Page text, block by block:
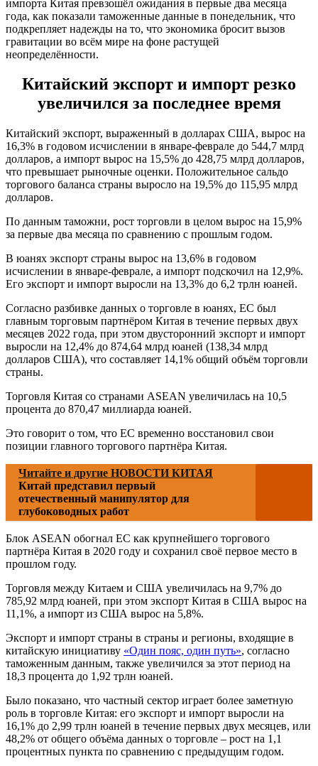
импорта Китая превзошёл ожидания в первые два месяца
года, как показали таможенные данные в понедельник, что
подкрепляет надежды на то, что экономика бросит вызов
гравитации во всём мире на фоне растущей
неопределённости.
Китайский экспорт и импорт резко
увеличился за последнее время
Китайский экспорт, выраженный в долларах США, вырос на
16,3% в годовом исчислении в январе-феврале до 544,7 млрд
долларов, а импорт вырос на 15,5% до 428,75 млрд долларов,
что превышает рыночные оценки. Положительное сальдо
торгового баланса страны выросло на 19,5% до 115,95 млрд
долларов.
По данным таможни, рост торговли в целом вырос на 15,9%
за первые два месяца по сравнению с прошлым годом.
В юанях экспорт страны вырос на 13,6% в годовом
исчислении в январе-феврале, а импорт подскочил на 12,9%.
Его экспорт и импорт выросли на 13,3% до 6,2 трлн юаней.
Согласно разбивке данных о торговле в юанях, ЕС был
главным торговым партнёром Китая в течение первых двух
месяцев 2022 года, при этом двусторонний экспорт и импорт
выросли на 12,4% до 874,64 млрд юаней (138,34 млрд
долларов США), что составляет 14,1% общий объём торговли
страны.
Торговля Китая со странами ASEAN увеличилась на 10,5
процента до 870,47 миллиарда юаней.
Это говорит о том, что ЕС временно восстановил свои
позиции главного торгового партнёра Китая.
Читайте и другие НОВОСТИ КИТАЯ
Китай представил первый
отечественный манипулятор для
глубоководных работ
Блок ASEAN обогнал ЕС как крупнейшего торгового
партнёра Китая в 2020 году и сохранил своё первое место в
прошлом году.
Торговля между Китаем и США увеличилась на 9,7% до
785,92 млрд юаней, при этом экспорт Китая в США вырос на
11,1%, а импорт из США вырос на 5,8%.
Экспорт и импорт страны в страны и регионы, входящие в
китайскую инициативу «Один пояс, один путь», согласно
таможенным данным, также увеличился за этот период на
18,3 процента до 1,92 трлн юаней.
Было показано, что частный сектор играет более заметную
роль в торговле Китая: его экспорт и импорт выросли на
16,1% до 2,99 трлн юаней в течение первых двух месяцев, или
48,2% от общего объёма данных о торговле – рост на 1,1
процентных пункта по сравнению с предыдущим годом.